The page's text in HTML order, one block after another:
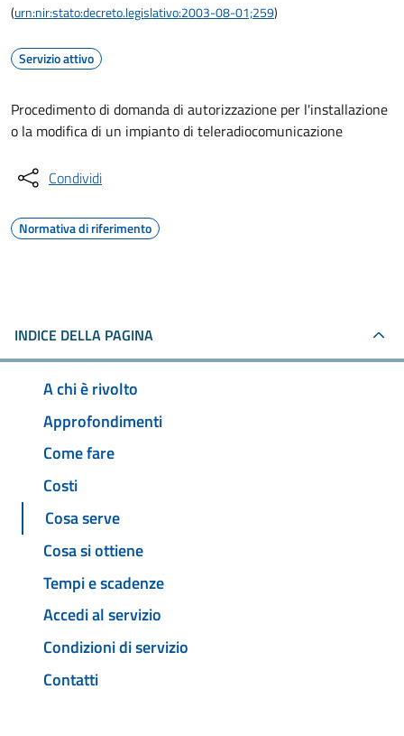
(urn:nir:stato:decreto.legislativo:2003-08-01;259)
Servizio attivo
Procedimento di domanda di autorizzazione per l'installazione
o la modifica di un impianto di teleradiocomunicazione
Condividi
Normativa di riferimento
INDICE DELLA PAGINA
A chi è rivolto
Approfondimenti
Come fare
Costi
Cosa serve
Cosa si ottiene
Tempi e scadenze
Accedi al servizio
Condizioni di servizio
Contatti